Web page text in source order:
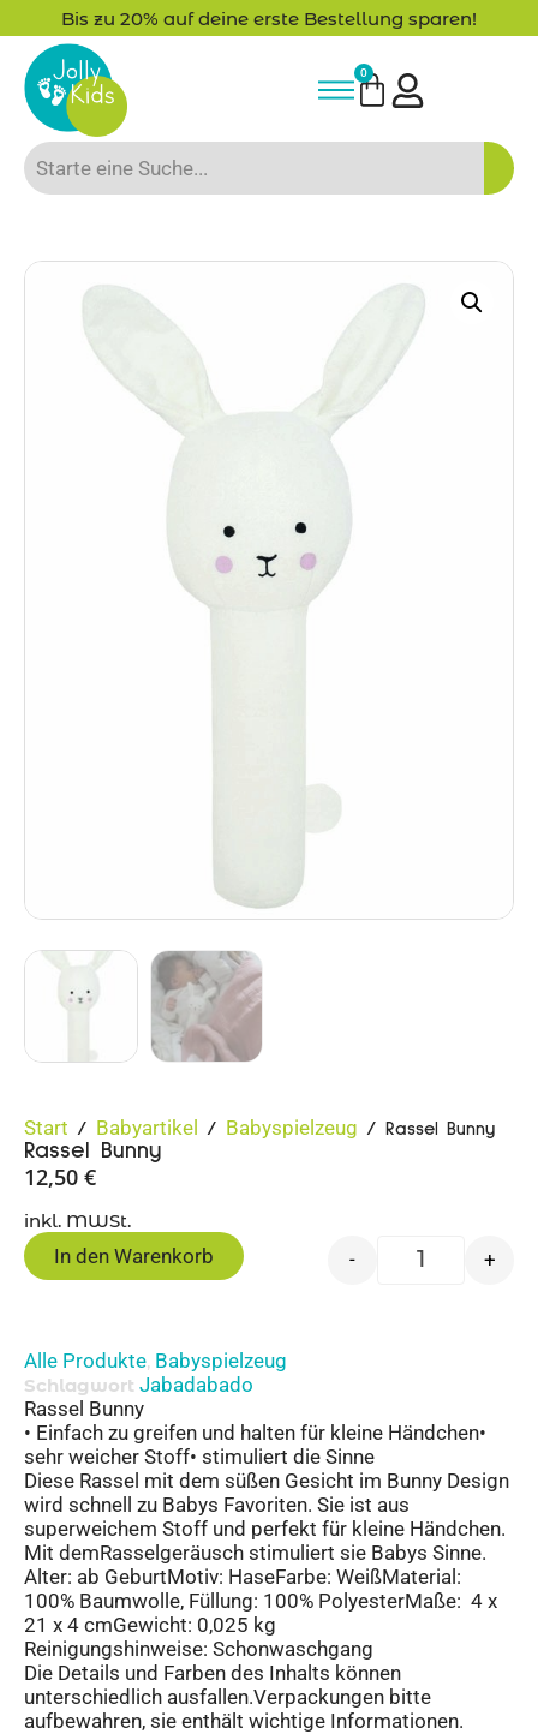
Bis zu 20% auf deine erste Bestellung sparen!
0
Start / Babyartikel / Babyspielzeug / Rassel Bunny
Rassel Bunny
12,50 €
inkl. MWSt.
- +
In den Warenkorb
Alle Produkte, Babyspielzeug
Schlagwort Jabadabado
Rassel Bunny
• Einfach zu greifen und halten für kleine Händchen•
sehr weicher Stoff• stimuliert die Sinne
Diese Rassel mit dem süßen Gesicht im Bunny Design
wird schnell zu Babys Favoriten. Sie ist aus
superweichem Stoff und perfekt für kleine Händchen.
Mit demRasselgeräusch stimuliert sie Babys Sinne.
Alter: ab GeburtMotiv: HaseFarbe: WeißMaterial:
100% Baumwolle, Füllung: 100% PolyesterMaße: 4 x
21 x 4 cmGewicht: 0,025 kg
Reinigungshinweise: Schonwaschgang
Die Details und Farben des Inhalts können
unterschiedlich ausfallen.Verpackungen bitte
aufbewahren, sie enthält wichtige Informationen.